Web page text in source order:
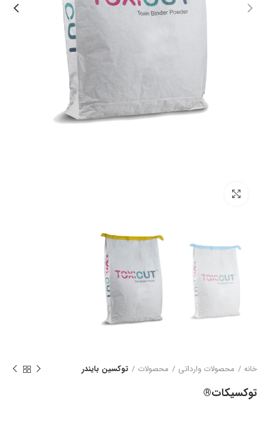
خانه محصولات وارداتی محصولات توکسین بایندر
توکسیکات®